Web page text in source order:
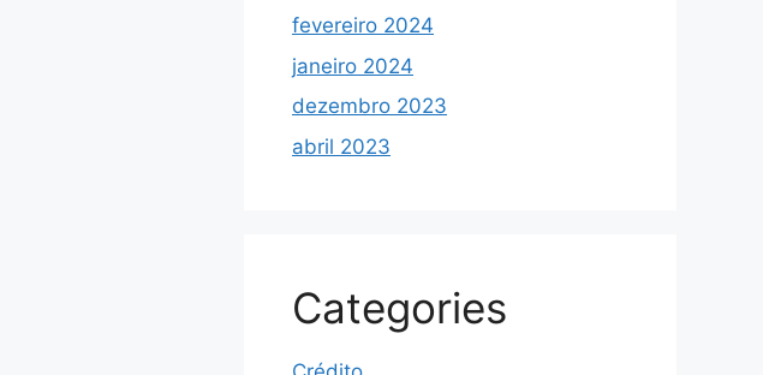
fevereiro 2024
janeiro 2024
dezembro 2023
abril 2023
Categories